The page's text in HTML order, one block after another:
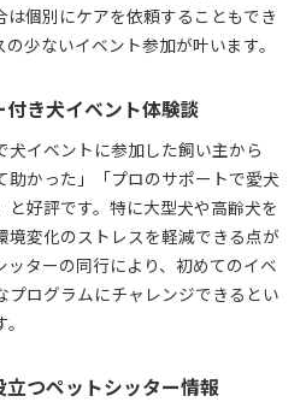
個別にケアを依頼することもでき
少ないイベント参加が叶います。
き犬イベント体験談
犬イベントに参加した飼い主から
助かった」「プロのサポートで愛犬
好評です。特に大型犬や高齢犬を
境変化のストレスを軽減できる点が
ターの同行により、初めてのイベ
プログラムにチャレンジできるとい
つペットシッター情報